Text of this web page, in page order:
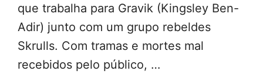
que trabalha para Gravik (Kingsley Ben-
Adir) junto com um grupo rebeldes
Skrulls. Com tramas e mortes mal
recebidos pelo público, …